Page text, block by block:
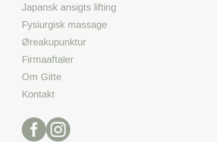
Japansk ansigts lifting
Fysiurgisk massage
Øreakupunktur
Firmaaftaler
Om Gitte
Kontakt
